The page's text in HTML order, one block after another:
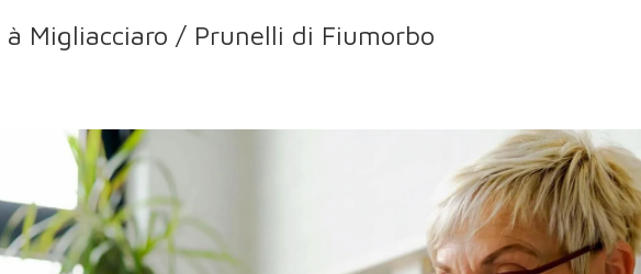
Migliacciaro / Prunelli di Fiumorbo